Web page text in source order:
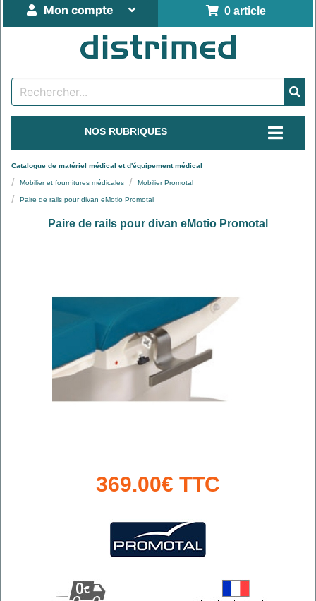
0 article
Mon compte
NOS RUBRIQUES
Catalogue de matériel médical et d'équipement médical
Mobilier et fournitures médicales Mobilier Promotal
Paire de rails pour divan eMotio Promotal
Paire de rails pour divan eMotio Promotal
369.00€ TTC